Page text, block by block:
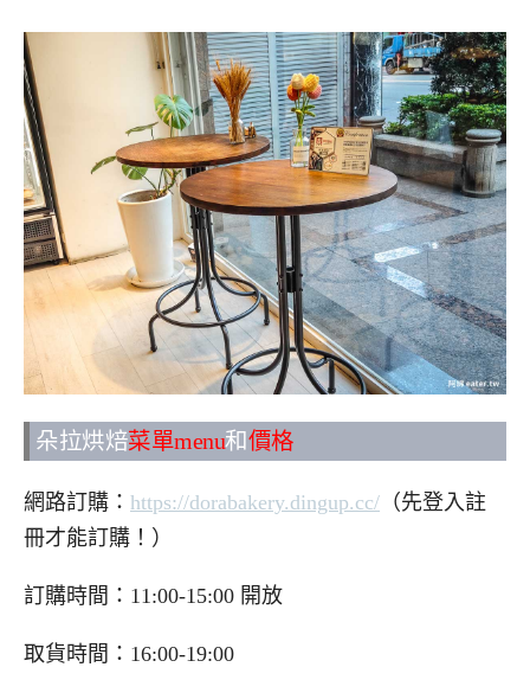
朵拉烘焙菜單menu和價格
網路訂購： https://dorabakery.dingup.cc/ （先登入註
冊才能訂購！）
訂購時間：11:00-15:00 開放
取貨時間：16:00-19:00